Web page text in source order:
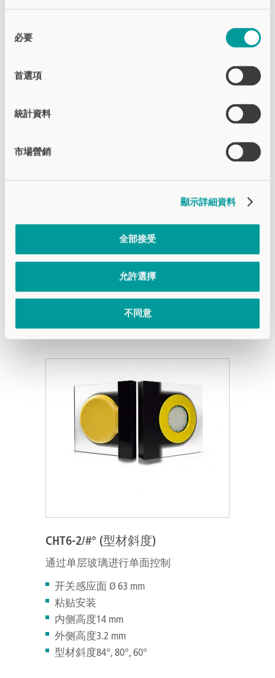
必要
首選項
統計資料
市場營銷
顯示詳細資料
全部接受
允許選擇
不同意
CHT6-2 (标准产品)
通过单层玻璃进行单面控制
应用领域: 交通与运输 | 建筑工程
CHT6-2/#° (型材斜度)
通过单层玻璃进行单面控制
开关感应面 Ø 63 mm
粘贴安装
内侧高度14 mm
外侧高度3.2 mm
型材斜度84°, 80°, 60°